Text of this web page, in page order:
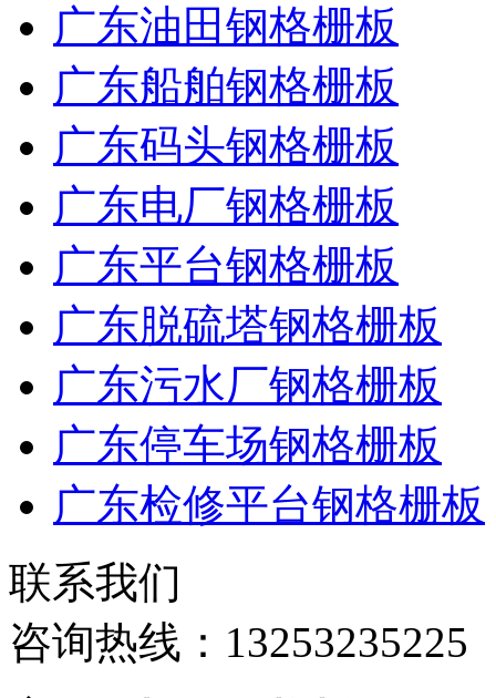
广东油田钢格栅板
广东船舶钢格栅板
广东码头钢格栅板
广东电厂钢格栅板
广东平台钢格栅板
广东脱硫塔钢格栅板
广东污水厂钢格栅板
广东停车场钢格栅板
广东检修平台钢格栅板
联系我们
咨询热线： 13253235225